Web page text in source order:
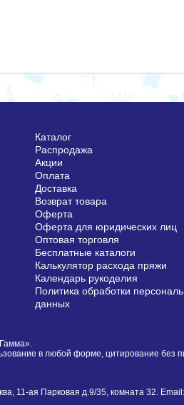
Каталог
Распродажа
Акции
Оплата
Доставка
Возврат товара
Оферта
Оферта для юридических лиц
Оптовая торговля
Бесплатные каталоги
Калькулятор расхода пряжи
Календарь рукоделия
Политика обработки
данных
в любой форме, цитирование
11-ая Парковая д.9/35, комната 32.